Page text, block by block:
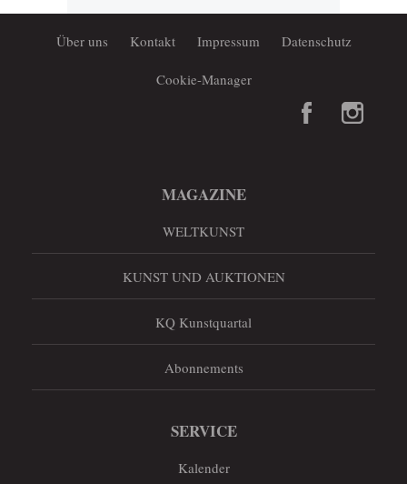
Über uns Kontakt Impressum Datenschutz
Cookie-Manager
MAGAZINE
WELTKUNST
KUNST UND AUKTIONEN
KQ Kunstquartal
Abonnements
SERVICE
Kalender